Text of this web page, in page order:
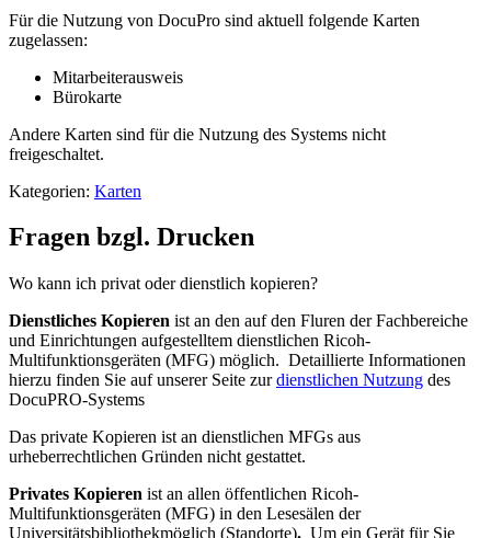
Für die Nutzung von DocuPro sind aktuell folgende Karten
zugelassen:
Mitarbeiterausweis
Bürokarte
Andere Karten sind für die Nutzung des Systems nicht
freigeschaltet.
Kategorien: Karten
Fragen bzgl. Drucken
Wo kann ich privat oder dienstlich kopieren?
Dienstliches Kopieren ist an den auf den Fluren der Fachbereiche
und Einrichtungen aufgestelltem dienstlichen Ricoh-
Multifunktionsgeräten (MFG) möglich. Detaillierte Informationen
hierzu finden Sie auf unserer Seite zurdienstlichen Nutzung des
DocuPRO-Systems
Das private Kopieren ist an dienstlichen MFGs aus
urheberrechtlichen Gründen nicht gestattet.
Privates Kopieren ist an allen öffentlichen Ricoh-
Multifunktionsgeräten (MFG) in den Lesesälen der
Universitätsbibliothekmöglich (Standorte). Um ein Gerät für Sie